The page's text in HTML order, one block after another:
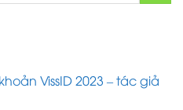
VissID 2023 – tác giả